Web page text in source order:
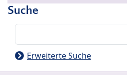
Suche
Erweiterte Suche